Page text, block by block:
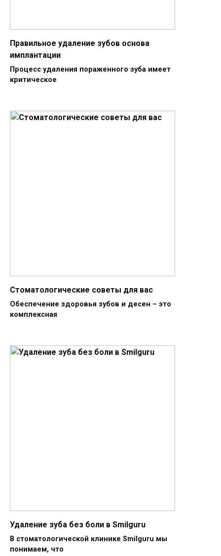
Правильное удаление зубов основа
имплантации
Процесс удаления пораженного зуба имеет
критическое
Стоматологические советы для вас
Обеспечение здоровья зубов и десен – это
комплексная
Удаление зуба без боли в Smilguru
В стоматологической клинике Smilguru мы
понимаем, что